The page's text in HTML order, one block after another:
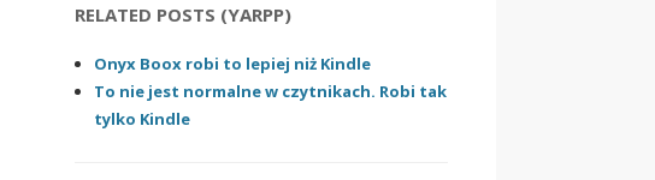
RELATED POSTS (YARPP)
Onyx Boox robi to lepiej niż Kindle
To nie jest normalne w czytnikach. Robi tak
tylko Kindle